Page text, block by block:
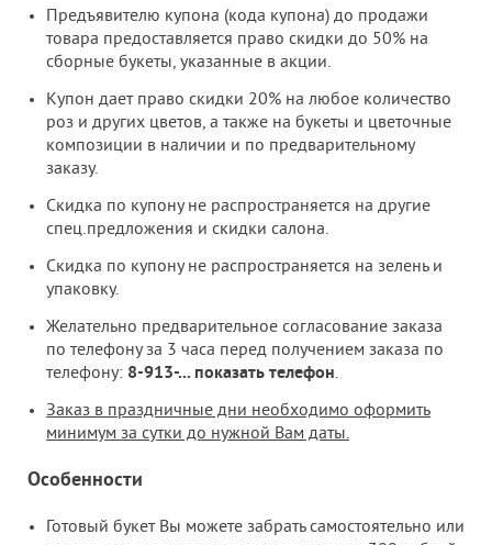
Предъявителю купона (кода купона) до продажи
товара предоставляется право скидки до 50% на
сборные букеты, указанные в акции.
Купон дает право скидки 20% на любое количество
роз и других цветов, а также на букеты и цветочные
композиции в наличии и по предварительному
заказу.
Скидка по купону не распространяется на другие
спец.предложения и скидки салона.
Скидка по купону не распространяется на зелень и
упаковку.
Желательно предварительное согласование заказа
по телефону за 3 часа перед получением заказа по
телефону: 8-913-... показать телефон.
Заказ в праздничные дни необходимо оформить
минимум за сутки до нужной Вам даты.
Особенности
Готовый букет Вы можете забрать самостоятельно или